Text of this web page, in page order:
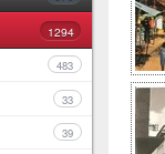
1294
483
33
39